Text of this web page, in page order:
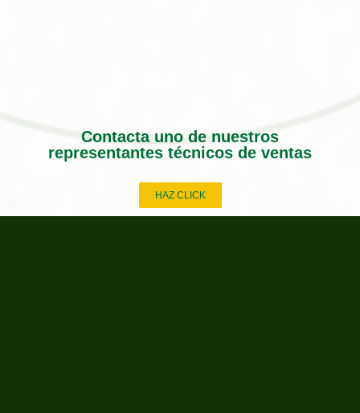
Contacta uno de nuestros
representantes técnicos de ventas
HAZ CLICK